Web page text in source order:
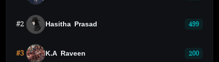
#2 Hasitha Prasad 499
#3 K.A Raveen 200